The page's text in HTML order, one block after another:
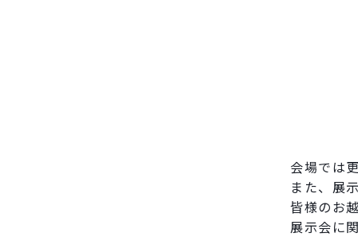
会場では
また、展
皆様のお
展示会に